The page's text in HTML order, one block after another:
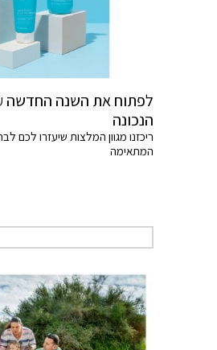
לפתוח את השנה החדשה
הנכונה
ריכזנו מגוון המלצות שיעזרו לכם
המתאימה